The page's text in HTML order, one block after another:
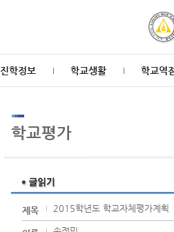
진학정보 학교생활 학교역
학교평가
제목 2015학년도 학교자체평가계획